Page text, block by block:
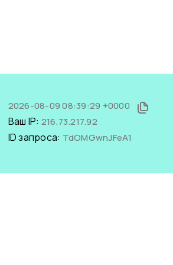
2026-08-09 08:39:29 +0000
Ваш IP: 216.73.217.92
ID запроса: TdOMGwnJFeA1